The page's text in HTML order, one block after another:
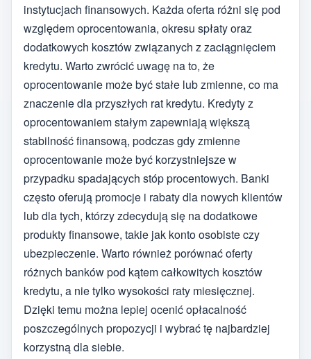
instytucjach finansowych. Każda oferta różni się pod
względem oprocentowania, okresu spłaty oraz
dodatkowych kosztów związanych z zaciągnięciem
kredytu. Warto zwrócić uwagę na to, że
oprocentowanie może być stałe lub zmienne, co ma
znaczenie dla przyszłych rat kredytu. Kredyty z
oprocentowaniem stałym zapewniają większą
stabilność finansową, podczas gdy zmienne
oprocentowanie może być korzystniejsze w
przypadku spadających stóp procentowych. Banki
często oferują promocje i rabaty dla nowych klientów
lub dla tych, którzy zdecydują się na dodatkowe
produkty finansowe, takie jak konto osobiste czy
ubezpieczenie. Warto również porównać oferty
różnych banków pod kątem całkowitych kosztów
kredytu, a nie tylko wysokości raty miesięcznej.
Dzięki temu można lepiej ocenić opłacalność
poszczególnych propozycji i wybrać tę najbardziej
korzystną dla siebie.